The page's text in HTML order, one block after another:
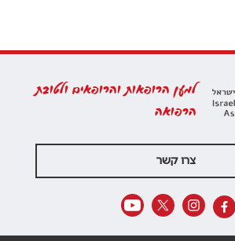
למען הרופאות והרופאים ולטובת
הרפואה
צרו קשר